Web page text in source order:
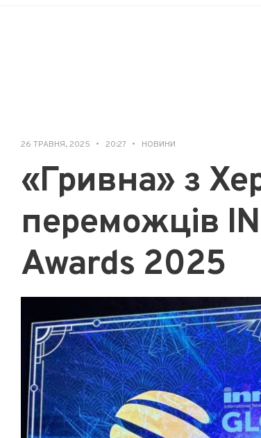
26 ТРАВНЯ, 2025 • 20:27 • НОВИНИ
«Гривна» з
переможців
Awards 2025